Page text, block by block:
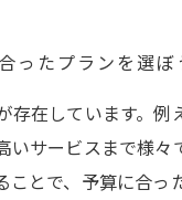
ったプランを選ぼ
存在しています。
サービスまで様
ことで、予算に合